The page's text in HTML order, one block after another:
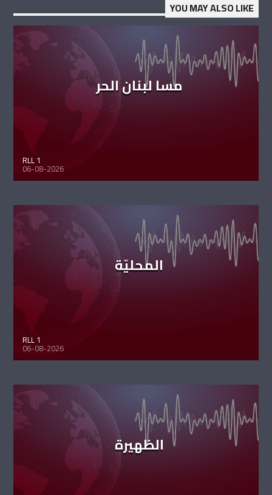
YOU MAY ALSO LIKE
مسا لبنان الحر
RLL 1
06-08-2026
المحليّة
RLL 1
06-08-2026
الظهيرة